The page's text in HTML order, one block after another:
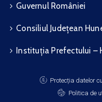
Guvernul României
Consiliul Județean
Instituția Prefectului –
Protecția datelor
Politica de